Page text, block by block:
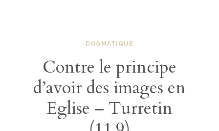
DOGMATIQUE
Contre le principe
d’avoir des images en
Eglise – Turretin